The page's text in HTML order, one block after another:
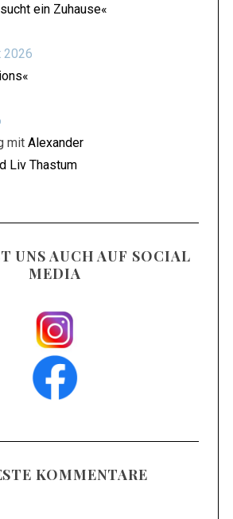
ein Zuhause«
2026
mit Alexander
Liv Thastum
UNS AUCH AUF SOCIAL
MEDIA
KOMMENTARE